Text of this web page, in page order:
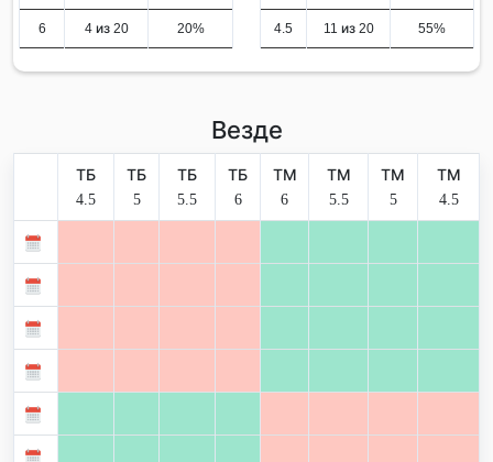
6 4 из 20 20% 4.5 11 из 20 55%
Везде
ТБ
4.5
ТБ
5
ТБ
5.5
ТБ
6
ТМ
6
ТМ
5.5
ТМ
5
ТМ
4.5